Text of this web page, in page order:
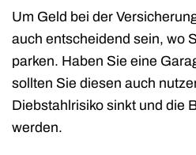
Um Geld bei der
auch entscheidend sein, wo
parken. Haben Sie eine
sollten Sie diesen auch
Diebstahlrisiko sinkt und die
werden.